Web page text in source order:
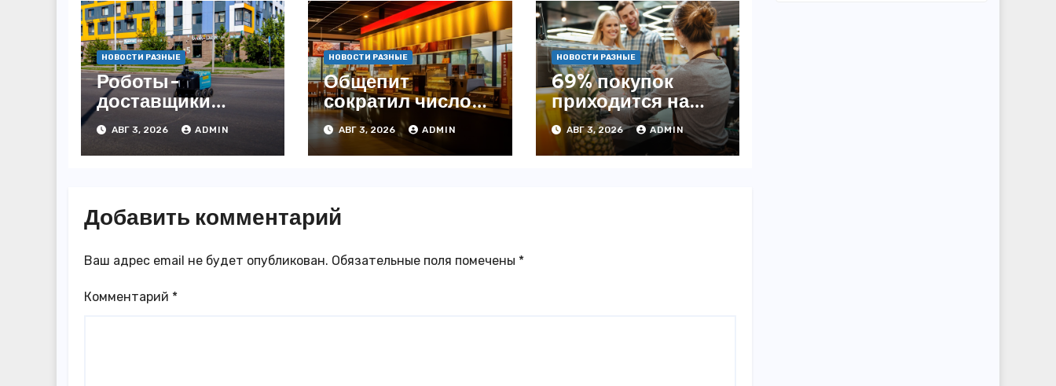
НОВОСТИ РАЗНЫЕ
Роботы-
доставщики
«Яндекса»
появились в
Казахстане
АВГ 3, 2026 ADMIN
НОВОСТИ РАЗНЫЕ
Общепит
сократил число
заведений на
3,4% с начала
года — INFOLine
АВГ 3, 2026 ADMIN
НОВОСТИ РАЗНЫЕ
69% покупок
приходится на
офлайн —
аналитика
АВГ 3, 2026 ADMIN
Добавить комментарий
Ваш адрес email не будет опубликован. Обязательные поля помечены *
Комментарий *